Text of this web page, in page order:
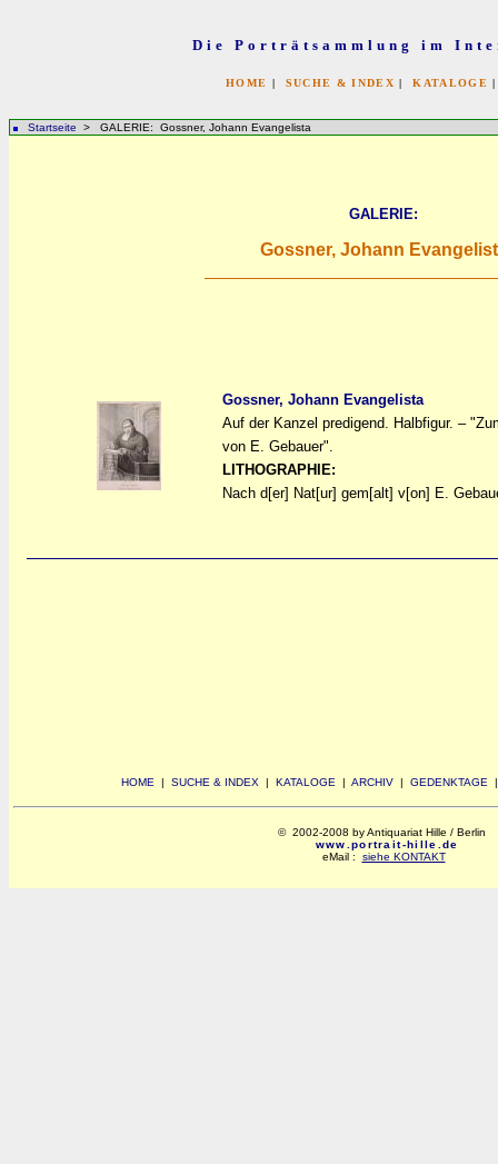
Die Porträtsammlung im
HOME | SUCHE & INDEX |KATALOGE
Startseite > GALERIE: Gossner, Johann Evangelista
GALERIE:
Gossner, Johann
Gossner, Johann Evangelista
Auf der Kanzel predigend. Halbfigur. –
von E. Gebauer".
LITHOGRAPHIE:
Nach d[er] Nat[ur] gem[alt] v[on] E.
HOME | SUCHE & INDEX | KATALOGE | ARCHIV | GEDENKTAGE
© 2002-2008 by Antiquariat Hille / Berlin
www.portrait-hille.de
eMail : siehe KONTAKT